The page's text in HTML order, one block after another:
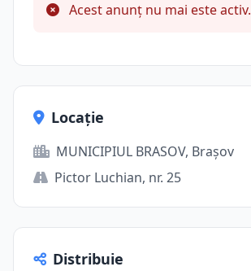
Acest anunț nu mai este activ.
Locație
MUNICIPIUL BRASOV, Brașov
Pictor Luchian, nr. 25
Distribuie